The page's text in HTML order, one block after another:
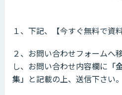
１、下記、【今すぐ無料で資
２、お問い合わせフォームへ
し、お問い合わせ内容欄に
集」 と記載の上、送信下さい。